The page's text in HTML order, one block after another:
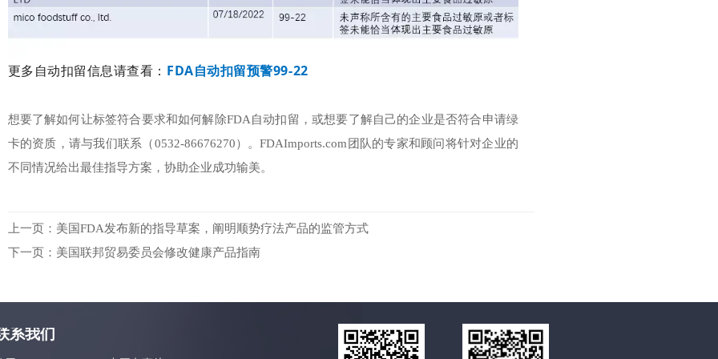
更多自动扣留信息请查看： FDA自动扣留预警99-22
想要了解如何让标签符合要求和如何解除FDA自动扣留，或想要了解自己的企业是否符合申请绿
卡的资质，请与我们联系（0532-86676270）。FDAImports.com团队的专家和顾问将针对企业的
不同情况给出最佳指导方案，协助企业成功输美。
上一页： 美国FDA发布新的指导草案，阐明顺势疗法产品的监管方式
下一页： 美国联邦贸易委员会修改健康产品指南
系我们